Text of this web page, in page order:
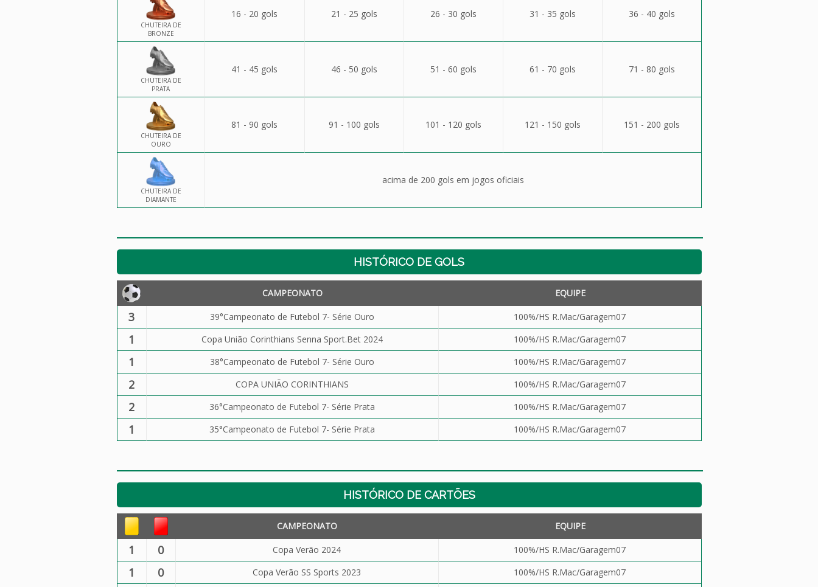
CHUTEIRA DE
BRONZE
16 - 20 gols 21 - 25 gols 26 - 30 gols 31 - 35 gols 36 - 40 gols
CHUTEIRA DE
PRATA
41 - 45 gols 46 - 50 gols 51 - 60 gols 61 - 70 gols 71 - 80 gols
CHUTEIRA DE
OURO
81 - 90 gols 91 - 100 gols 101 - 120 gols 121 - 150 gols 151 - 200 gols
CHUTEIRA DE
DIAMANTE
acima de 200 gols em jogos oficiais
HISTÓRICO DE GOLS
CAMPEONATO EQUIPE
3 39°Campeonato de Futebol 7- Série Ouro 100%/HS R.Mac/Garagem07
1 Copa União Corinthians Senna Sport.Bet 2024 100%/HS R.Mac/Garagem07
1 38°Campeonato de Futebol 7- Série Ouro 100%/HS R.Mac/Garagem07
2 COPA UNIÃO CORINTHIANS 100%/HS R.Mac/Garagem07
2 36°Campeonato de Futebol 7- Série Prata 100%/HS R.Mac/Garagem07
1 35°Campeonato de Futebol 7- Série Prata 100%/HS R.Mac/Garagem07
HISTÓRICO DE CARTÕES
CAMPEONATO EQUIPE
1 0 Copa Verão 2024 100%/HS R.Mac/Garagem07
1 0 Copa Verão SS Sports 2023 100%/HS R.Mac/Garagem07